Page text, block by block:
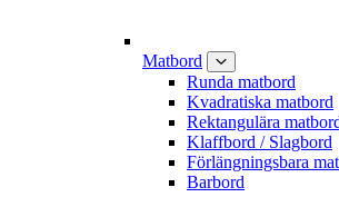
Matbord
Runda matbord
Kvadratiska matbord
Rektangulära
Klaffbord / Slagbord
Förlängningsbara
Barbord